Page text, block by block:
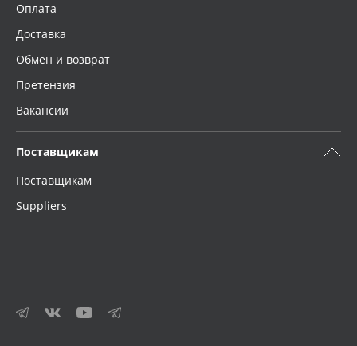
Оплата
Доставка
Обмен и возврат
Претензия
Вакансии
Поставщикам
Поставщикам
Suppliers